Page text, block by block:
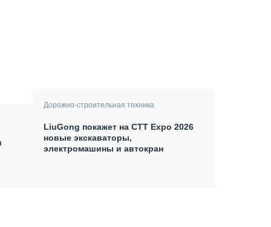
Дорожно-строительная техника
LiuGong покажет на СТТ Expo 2026
новые экскаваторы,
электромашины и автокран